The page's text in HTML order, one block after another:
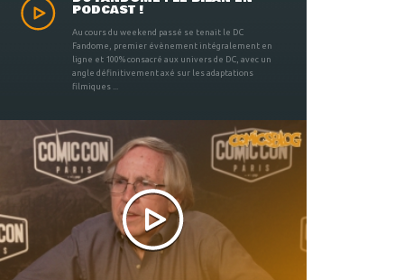
PODCAST !
Au cours du weekend passé se tenait le DC
Fandome, premier évènement intégralement en
ligne et 100% consacré aux univers de DC, avec un
angle définitivement axé sur les adaptations
filmiques ...